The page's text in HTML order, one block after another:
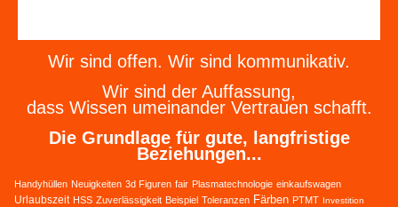
Wir sind offen. Wir sind kommunikativ.
Wir sind der Auffassung,
dass Wissen umeinander Vertrauen schafft.
Die Grundlage für gute, langfristige
Beziehungen...
Handyhüllen Neuigkeiten 3d Figuren fair Plasmatechnologie einkaufswagen
Urlaubszeit HSS Zuverlässigkeit Beispiel Toleranzen Färben PTMT Investition